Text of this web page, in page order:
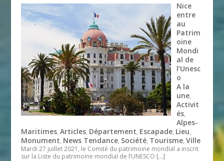
Nice
entre
au
Patrim
oine
Mondi
al de
l’Unesc
o
A la
une,
Activit
és,
Alpes-
Maritimes,Articles, Département, Escapade, Lieu,
Monument, News Tendance, Société, Tourisme,Ville
Mardi 27 juillet 2021, le Comité du patrimoine mondial a inscrit
sur la Liste du patrimoine mondial de l’UNESCO […]